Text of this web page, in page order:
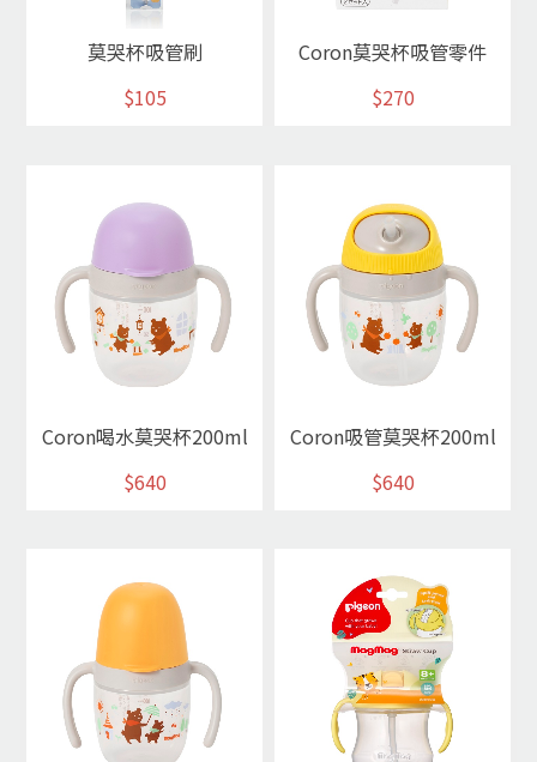
莫哭杯吸管刷
$105
Coron莫哭杯吸管零件
$270
Coron喝水莫哭杯200ml
$640
Coron吸管莫哭杯200ml
$640